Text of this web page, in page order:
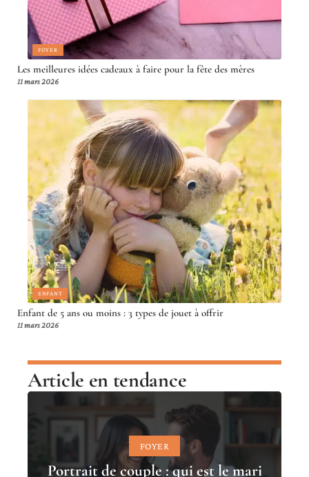
FOYER
Les meilleures idées cadeaux à faire pour la fête des mères
11 mars 2026
ENFANT
Enfant de 5 ans ou moins : 3 types de jouet à offrir
11 mars 2026
Article en tendance
FOYER
Portrait de couple : qui est le mari